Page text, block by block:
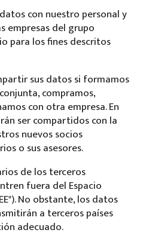
con nuestro personal y
empresas del grupo
para los fines descritos
sus datos si formamos
compramos,
con otra empresa. En
ser compartidos con la
nuevos socios
o sus asesores.
de los terceros
fuera del Espacio
No obstante, los datos
a terceros países
adecuado.